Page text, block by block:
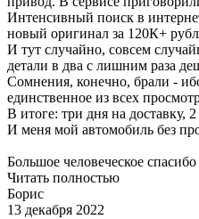
Интенсивный поиск в
новый оригинал за 120К+
И тут случайно, совсем
детали в два с лишним раза
Сомнения, конечно, брали -
единственное из всех
В итоге: три дня на доставку, 2
И меня мой автомобиль без
Большое человеческое
Читать полностью
Борис
13 декабря 2022